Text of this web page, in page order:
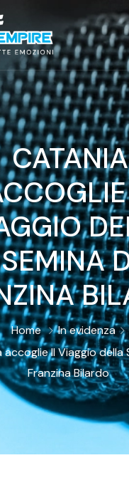
CATANIA
SEMINA
Home
In evidenza
accoglie Il Viaggio della
Franzina Bilardo